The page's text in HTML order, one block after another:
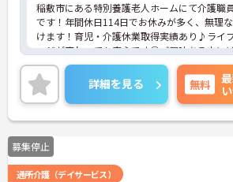
稲敷市にある特別養護老人ホームにて介護職
です！年間休日114日でお休みが多く、無理
けます！育児・介護休業取得実績あり♪ライ
ージが変わっても安心です◎ご興味ある方に
接対策ポイントなど、詳細をお話しいたしま
お気軽にご相談ください。
詳細を見る 無料
募集停止
通所介護（デイサービス）